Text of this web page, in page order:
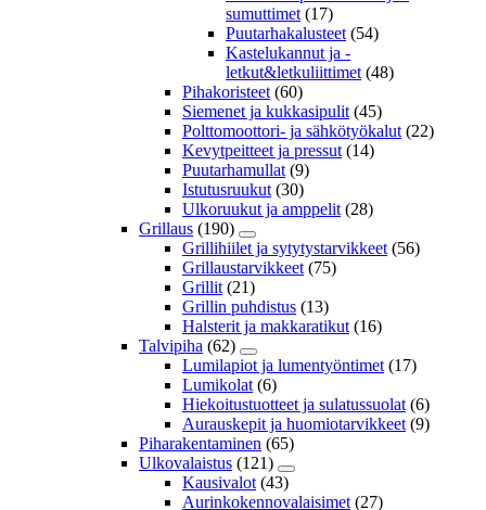
sumuttimet (17)
Puutarhakalusteet (54)
Kastelukannut ja -
letkut&letkuliittimet (48)
Pihakoristeet (60)
Siemenet ja kukkasipulit (45)
Polttomoottori- ja sähkötyökalut (22)
Kevytpeitteet ja pressut (14)
Puutarhamullat (9)
Istutusruukut (30)
Ulkoruukut ja amppelit (28)
Grillaus (190)
Grillihiilet ja sytytystarvikkeet (56)
Grillaustarvikkeet (75)
Grillit (21)
Grillin puhdistus (13)
Halsterit ja makkaratikut (16)
Talvipiha (62)
Lumilapiot ja lumentyöntimet (17)
Lumikolat (6)
Hiekoitustuotteet ja sulatussuolat (6)
Aurauskepit ja huomiotarvikkeet (9)
Piharakentaminen (65)
Ulkovalaistus (121)
Kausivalot (43)
Aurinkokennovalaisimet (27)